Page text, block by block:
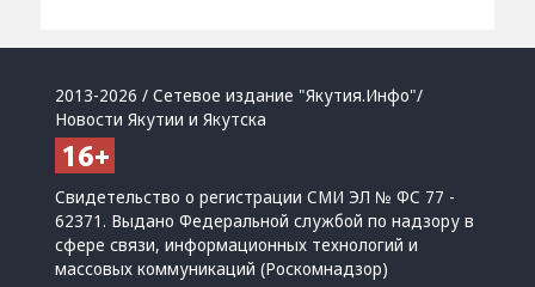
2013-2026 / Сетевое издание "Якутия.Инфо"/
Новости Якутии и Якутска
Свидетельство о регистрации СМИ ЭЛ № ФС 77 -
62371. Выдано Федеральной службой по надзору в
сфере связи, информационных технологий и
массовых коммуникаций (Роскомнадзор)